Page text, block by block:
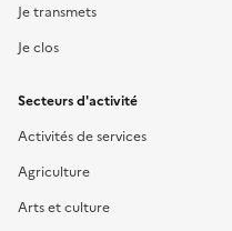
Je transmets
Je clos
Secteurs d'activité
Activités de services
Agriculture
Arts et culture